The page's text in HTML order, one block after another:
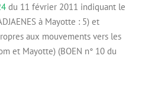
du 11 février 2011 indiquant le
à Mayotte : 5) et
aux mouvements vers les
et Mayotte) (BOEN n° 10 du